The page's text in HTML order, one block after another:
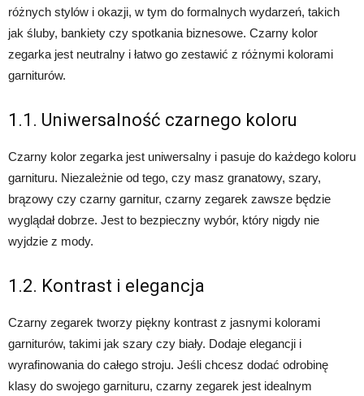
różnych stylów i okazji, w tym do formalnych wydarzeń, takich
jak śluby, bankiety czy spotkania biznesowe. Czarny kolor
zegarka jest neutralny i łatwo go zestawić z różnymi kolorami
garniturów.
1.1. Uniwersalność czarnego koloru
Czarny kolor zegarka jest uniwersalny i pasuje do każdego koloru
garnituru. Niezależnie od tego, czy masz granatowy, szary,
brązowy czy czarny garnitur, czarny zegarek zawsze będzie
wyglądał dobrze. Jest to bezpieczny wybór, który nigdy nie
wyjdzie z mody.
1.2. Kontrast i elegancja
Czarny zegarek tworzy piękny kontrast z jasnymi kolorami
garniturów, takimi jak szary czy biały. Dodaje elegancji i
wyrafinowania do całego stroju. Jeśli chcesz dodać odrobinę
klasy do swojego garnituru, czarny zegarek jest idealnym